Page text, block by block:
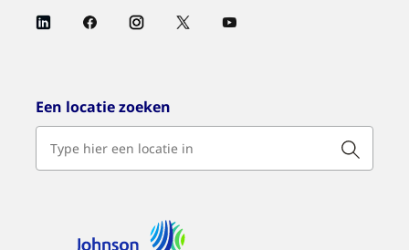
Een locatie zoeken